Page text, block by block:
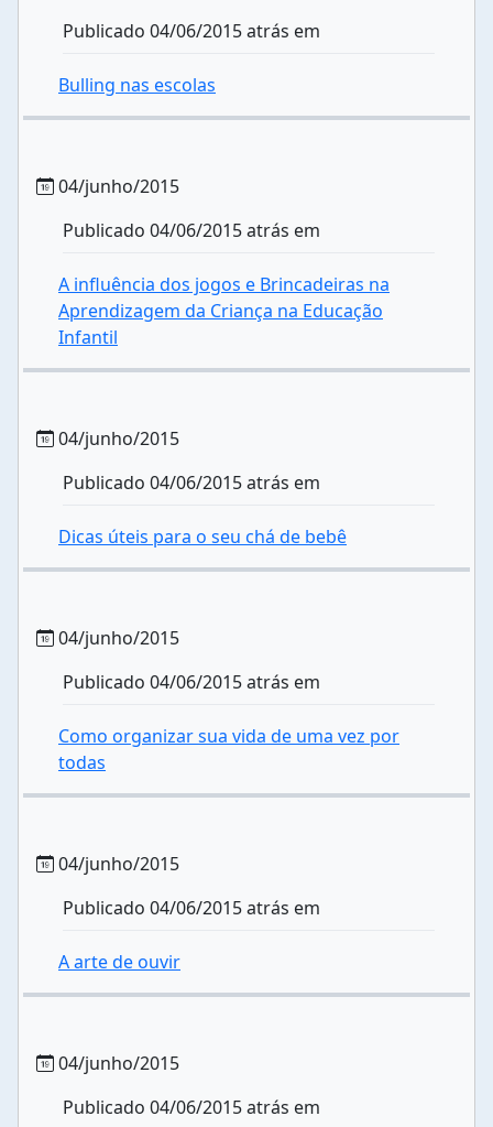
Publicado 04/06/2015 atrás em
Bulling nas escolas
04/junho/2015
Publicado 04/06/2015 atrás em
A influência dos jogos e Brincadeiras na
Aprendizagem da Criança na Educação
Infantil
04/junho/2015
Publicado 04/06/2015 atrás em
Dicas úteis para o seu chá de bebê
04/junho/2015
Publicado 04/06/2015 atrás em
Como organizar sua vida de uma vez por
todas
04/junho/2015
Publicado 04/06/2015 atrás em
A arte de ouvir
04/junho/2015
Publicado 04/06/2015 atrás em